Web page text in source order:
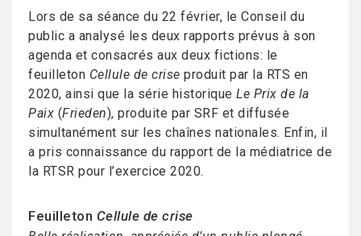
Lors de sa séance du 22 février, le Conseil du
public a analysé les deux rapports prévus à son
agenda et consacrés aux deux fictions: le
feuilleton Cellule de crise produit par la RTS en
2020, ainsi que la série historique Le Prix de la
Paix (Frieden), produite par SRF et diffusée
simultanément sur les chaînes nationales. Enfin, il
a pris connaissance du rapport de la médiatrice de
la RTSR pour l’exercice 2020.
Feuilleton Cellule de crise